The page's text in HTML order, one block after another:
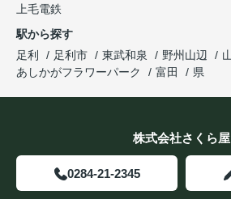
上毛電鉄
駅から探す
足利
足利市 東武和泉 野州山辺
あしかがフラワーパーク
富田 県
株式会社さくら屋
0284-21-2345